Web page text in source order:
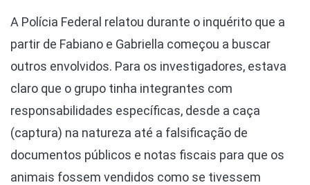
A Polícia Federal relatou durante o inquérito que a
partir de Fabiano e Gabriella começou a buscar
outros envolvidos. Para os investigadores, estava
claro que o grupo tinha integrantes com
responsabilidades específicas, desde a caça
(captura) na natureza até a falsificação de
documentos públicos e notas fiscais para que os
animais fossem vendidos como se tivessem